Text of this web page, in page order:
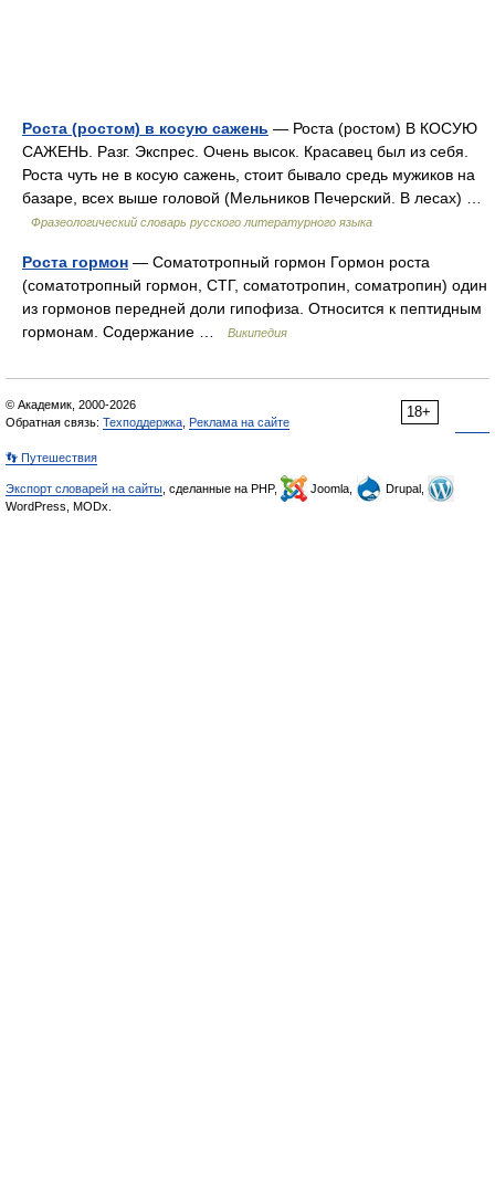
Роста (ростом) в косую сажень — Роста (ростом) В КОСУЮ
САЖЕНЬ. Разг. Экспрес. Очень высок. Красавец был из себя.
Роста чуть не в косую сажень, стоит бывало средь мужиков на
базаре, всех выше головой (Мельников Печерский. В лесах) …
Фразеологический словарь русского литературного языка
Роста гормон — Соматотропный гормон Гормон роста
(соматотропный гормон, СТГ, соматотропин, соматропин) один
из гормонов передней доли гипофиза. Относится к пептидным
гормонам. Содержание …
Википедия
18+
© Академик, 2000-2026
Обратная связь: Техподдержка Реклама на сайте
👣 Путешествия
Экспорт словарей на сайты , сделанные на PHP, Joomla,
Drupal,
WordPress, MODx.